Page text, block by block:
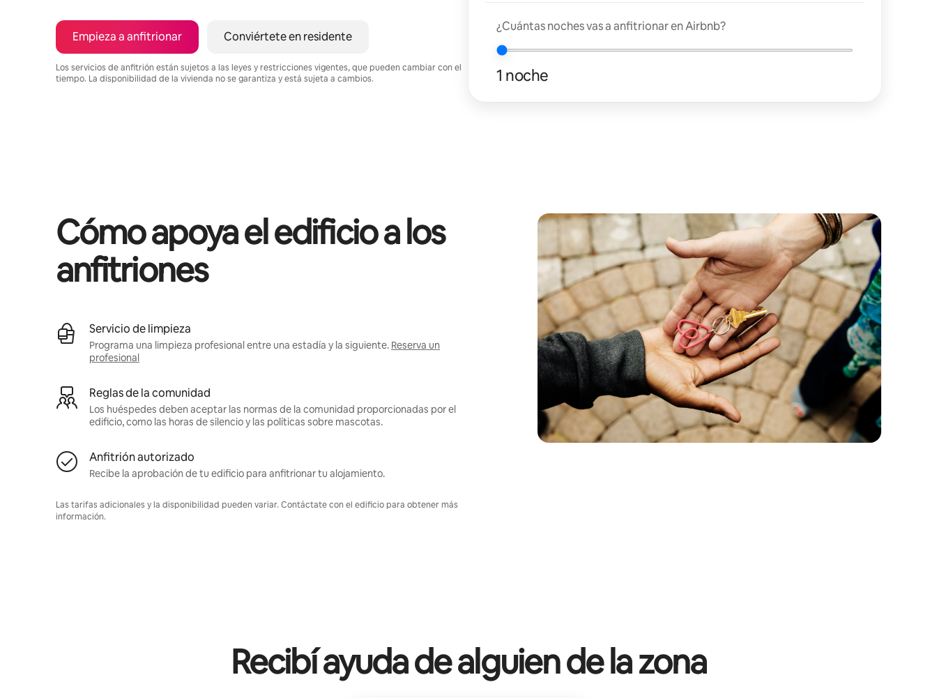
Empieza a anfitrionar Conviértete en residente
Los servicios de anfitrión están sujetos a las leyes y restricciones vigentes, que pueden cambiar con el
tiempo. La disponibilidad de la vivienda no se garantiza y está sujeta a cambios.
¿Cuántas noches vas a anfitrionar en Airbnb?
1 noche
Cómo apoya el edificio a los
anfitriones
Servicio de limpieza
Programa una limpieza profesional entre una estadía y la siguiente. Reserva un
profesional
Reglas de la comunidad
Los huéspedes deben aceptar las normas de la comunidad proporcionadas por el
edificio, como las horas de silencio y las políticas sobre mascotas.
Anfitrión autorizado
Recibe la aprobación de tu edificio para anfitrionar tu alojamiento.
Las tarifas adicionales y la disponibilidad pueden variar. Contáctate con el edificio para obtener más
información.
Recibí ayuda de alguien de la zona